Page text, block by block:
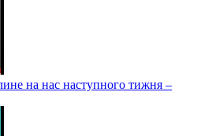
на нас наступного тижня –